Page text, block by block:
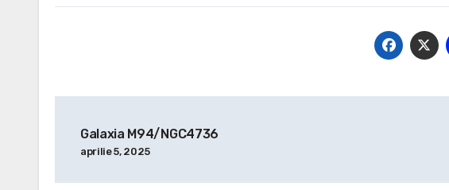
articole
Galaxia M94/NGC4736
aprilie 5, 2025